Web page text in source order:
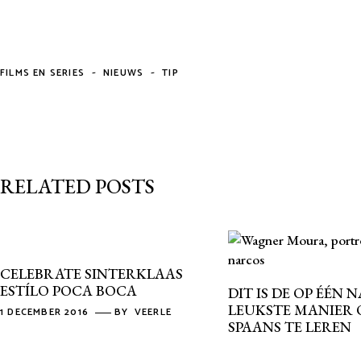
FILMS EN SERIES - NIEUWS - TIP
RELATED POSTS
CELEBRATE SINTERKLAAS
ESTÍLO POCA BOCA
1 DECEMBER 2016 BY VEERLE
DIT IS DE OP ÉÉN
LEUKSTE MANIER
SPAANS TE LEREN